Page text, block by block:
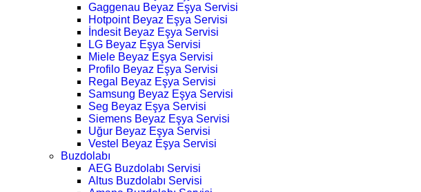
Gaggenau Beyaz Eşya Servisi
Hotpoint Beyaz Eşya Servisi
İndesit Beyaz Eşya Servisi
LG Beyaz Eşya Servisi
Miele Beyaz Eşya Servisi
Profilo Beyaz Eşya Servisi
Regal Beyaz Eşya Servisi
Samsung Beyaz Eşya Servisi
Seg Beyaz Eşya Servisi
Siemens Beyaz Eşya Servisi
Uğur Beyaz Eşya Servisi
Vestel Beyaz Eşya Servisi
Buzdolabı
AEG Buzdolabı Servisi
Altus Buzdolabı Servisi